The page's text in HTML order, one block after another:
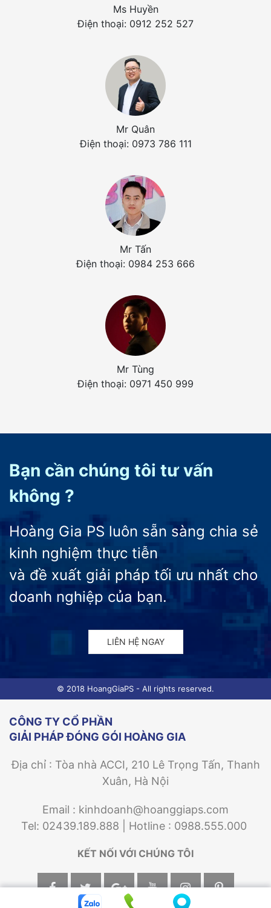
Ms Huyền
Điện thoại: 0912 252 527
Mr Quân
Điện thoại: 0973 786 111
Mr Tấn
Điện thoại: 0984 253 666
Mr Tùng
Điện thoại: 0971 450 999
Bạn cần chúng tôi tư vấn
không ?
Hoàng Gia PS luôn sẵn sàng chia sẻ
kinh nghiệm thực tiễn
và đề xuất giải pháp tối ưu nhất cho
doanh nghiệp của bạn.
LIÊN HỆ NGAY
© 2018 HoangGiaPS - All rights reserved.
CÔNG TY CỔ PHẦN
GIẢI PHÁP ĐÓNG GÓI HOÀNG GIA
Địa chỉ : Tòa nhà ACCI, 210 Lê Trọng Tấn, Thanh
Xuân, Hà Nội
Email : kinhdoanh@hoanggiaps.com
Tel: 02439.189.888 | Hotline : 0988.555.000
KẾT NỐI VỚI CHÚNG TÔI